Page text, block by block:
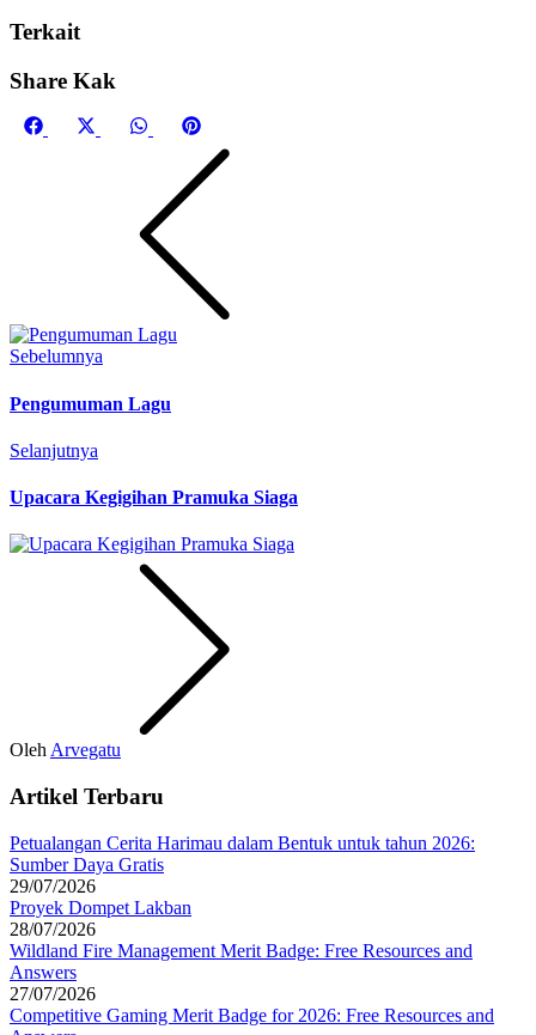
Terkait
Share Kak
Share
Share
Share
WhatsApp
on
Pinterest
Sebelumnya
Pengumuman Lagu
Selanjutnya
Upacara Kegigihan Pramuka Siaga
OlehArvegatu
Artikel Terbaru
Petualangan Cerita Harimau dalam Bentuk untuk tahun 2026:
Sumber Daya Gratis
29/07/2026
Proyek Dompet Lakban
28/07/2026
Wildland Fire Management Merit Badge: Free Resources and
Answers
27/07/2026
Competitive Gaming Merit Badge for 2026: Free Resources and